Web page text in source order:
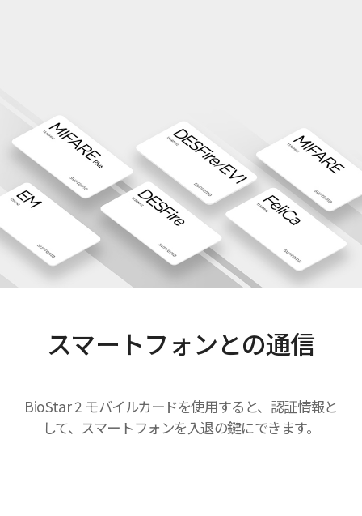
スマートフォンとの通信
BioStar 2 モバイルカードを使用すると、認証情報と
して、スマートフォンを入退の鍵にできます。